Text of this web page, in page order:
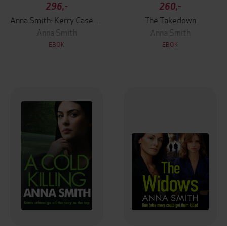
296,-
Anna Smith
EBOK
260,-
The Takedown
Anna Smith
EBOK